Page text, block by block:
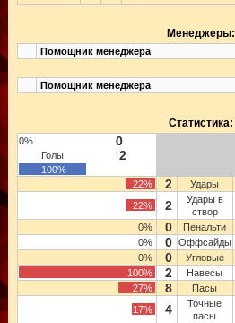
Менеджеры:
Помощник менеджера
Помощник менеджера
Статистика:
0% 0
Голы 2
100%
22%
2 Удары
22%
2
Удары в
створ
0%
0 Пенальти
0%
0 Оффсайды
0%
0 Угловые
100%
2 Навесы
27%
8 Пасы
17%
4
Точные
пасы